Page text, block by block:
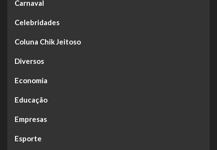
Carnaval
Celebridades
Coluna Chik Jeitoso
Diversos
Economia
Educação
Empresas
Esporte